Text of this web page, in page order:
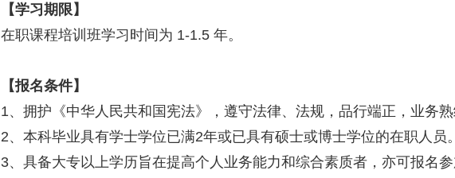
【学习期限】
在职课程培训班学习时间为 1-1.5 年。
【报名条件】
1、拥护《中华人民共和国宪法》，遵守法律、法规，品行端正，业务
2、本科毕业具有学士学位已满2年或已具有硕士或博士学位的在职人员
3、具备大专以上学历旨在提高个人业务能力和综合素质者，亦可报名